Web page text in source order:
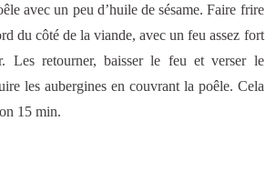
avec un peu d’huile de sésame. Faire frire
du côté de la viande, avec un feu assez fort
Les retourner, baisser le feu et verser le
les aubergines en couvrant la poêle. Cela
15 min.